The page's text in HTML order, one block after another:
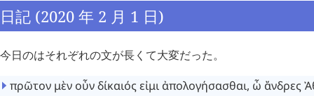
日記 (2020 年 2 月 1 日)
今日のはそれぞれの文が長くて大変だった。
πρῶτον μὲν οὖνδίκαιός εἰμι ἀπολογήσασθαι, ὦ ἄνδρες